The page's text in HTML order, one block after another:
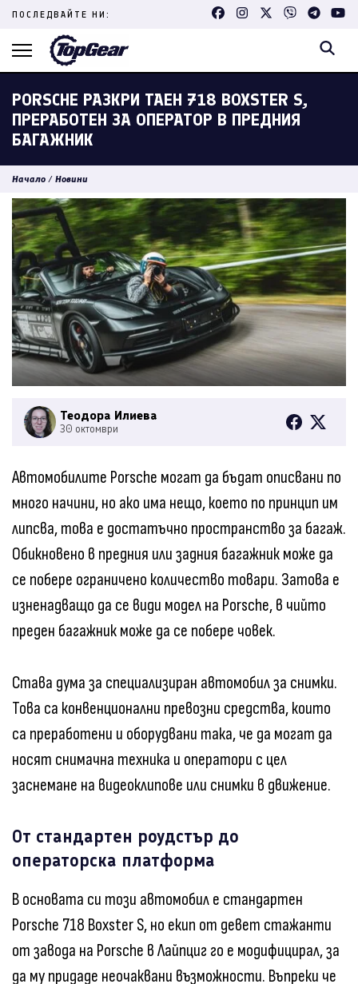
Skip
content
ПОСЛЕДВАЙТЕ НИ:
PORSCHE РАЗКРИ ТАЕН 718 BOXSTER S,
ПРЕРАБОТЕН ЗА ОПЕРАТОР В ПРЕДНИЯ
БАГАЖНИК
Начало / Новини
Теодора Илиева
30 октомври
Автомобилите Porsche могат да бъдат описвани по
много начини, но ако има нещо, което по принцип им
липсва, това е достатъчно пространство за багаж.
Обикновено в предния или задния багажник може да
се побере ограничено количество товари. Затова е
изненадващо да се види модел на Porsche, в чийто
преден багажник може да се побере човек.
Става дума за специализиран автомобил за снимки.
Това са конвенционални превозни средства, които
са преработени и оборудвани така, че да могат да
носят снимачна техника и оператори с цел
заснемане на видеоклипове или снимки в движение.
От стандартен роудстър до
операторска платформа
В основата си този автомобил е стандартен
Porsche 718 Boxster S, но екип от девет стажанти
от завода на Porsche в Лайпциг го е модифицирал, за
да му придаде неочаквани възможности. Въпреки че